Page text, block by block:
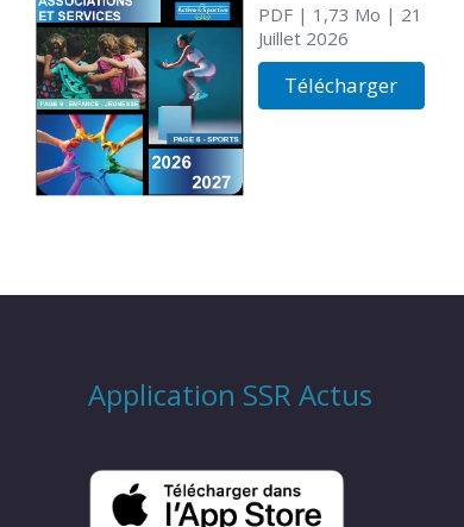
PDF| 1,73 Mo | 21
Juillet 2026
Télécharger
Application SSR Actus